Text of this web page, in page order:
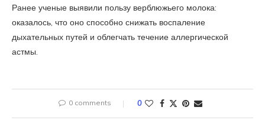
Ранее ученые выявили пользу верблюжьего молока:
оказалось, что оно способно снижать воспаление
дыхательных путей и облегчать течение аллергической
астмы.
0 comments 0